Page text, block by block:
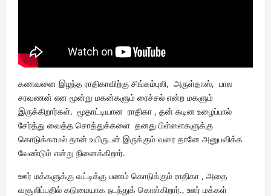
கணவனை இழந்த ராதிகாவிற்கு சிங்கம்புலி, அருள்தாஸ், பால
சரவணன் என மூன்று மகன்களும் ரைச்சல் என்ற மகளும்
இருக்கிறார்கள். மூதாட்டியான ராதிகா , தன் கடின உழைப்பால்
சேர்த்து வைத்த சொத்துக்களை தனது பிள்ளைகளுக்கு
கொடுக்காமல் தான் உயிருடன் இருக்கும் வரை தானே அனுபவிக்க
வேண்டும் என்று நினைக்கிறார்.
ஊர் மக்களுக்கு வட்டிக்கு பணம் கொடுக்கும் ராதிகா , அதை
வசூலிப்பதில் கடுமையாக நடந்துக் கொள்கிறார்., ஊர் மக்கள்